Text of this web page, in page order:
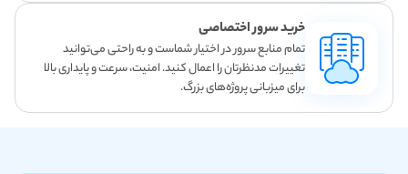
خرید سرور اختصاصی
تمام منابع سرور در اختیار شماست و به راحتی می‌توانید
تغییرات مدنظرتان را اعمال کنید. امنیت، سرعت و پایداری بالا
برای میزبانی پروژه‌های بزرگ.